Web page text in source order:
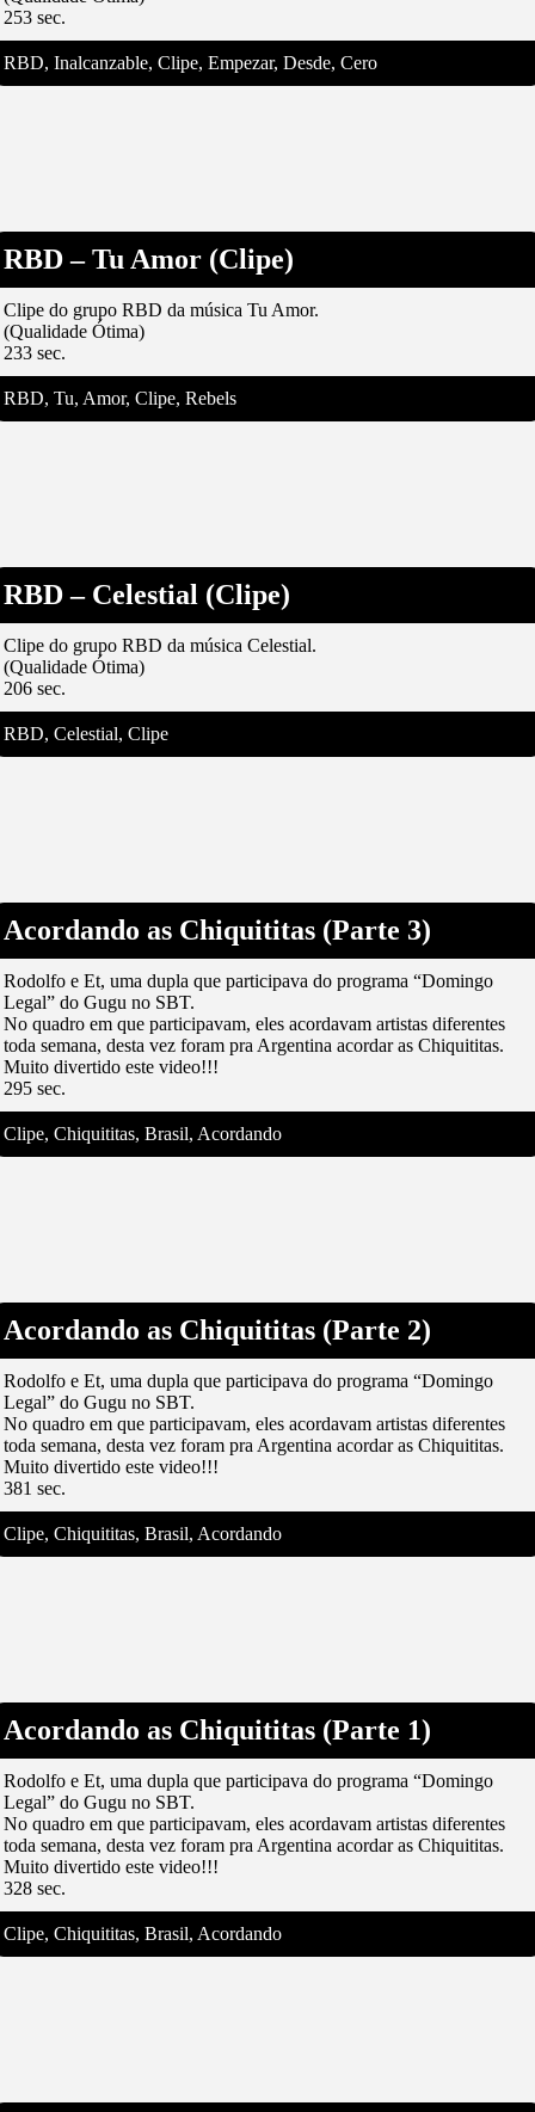
253 sec.
RBD, Inalcanzable, Clipe, Empezar, Desde, Cero
RBD – Tu Amor (Clipe)
Clipe do grupo RBD da música Tu Amor.
(Qualidade Ótima)
233 sec.
RBD, Tu, Amor, Clipe, Rebels
RBD – Celestial (Clipe)
Clipe do grupo RBD da música Celestial.
(Qualidade Ótima)
206 sec.
RBD, Celestial, Clipe
Acordando as Chiquititas (Parte 3)
Rodolfo e Et, uma dupla que participava do programa “Domingo
Legal” do Gugu no SBT.
No quadro em que participavam, eles acordavam artistas diferentes
toda semana, desta vez foram pra Argentina acordar as Chiquititas.
Muito divertido este video!!!
295 sec.
Clipe, Chiquititas, Brasil, Acordando
Acordando as Chiquititas (Parte 2)
Rodolfo e Et, uma dupla que participava do programa “Domingo
Legal” do Gugu no SBT.
No quadro em que participavam, eles acordavam artistas diferentes
toda semana, desta vez foram pra Argentina acordar as Chiquititas.
Muito divertido este video!!!
381 sec.
Clipe, Chiquititas, Brasil, Acordando
Acordando as Chiquititas (Parte 1)
Rodolfo e Et, uma dupla que participava do programa “Domingo
Legal” do Gugu no SBT.
No quadro em que participavam, eles acordavam artistas diferentes
toda semana, desta vez foram pra Argentina acordar as Chiquititas.
Muito divertido este video!!!
328 sec.
Clipe, Chiquititas, Brasil, Acordando